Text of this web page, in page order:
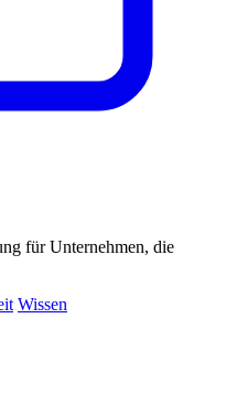
für Unternehmen, die
Wissen